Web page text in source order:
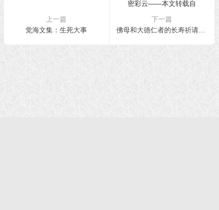
上一篇
觉海文集：生死大事
下一篇
佛母和大德仁者的长寿祈请法会出现的浓密彩云――本文转载自《多杰羌佛第三世》